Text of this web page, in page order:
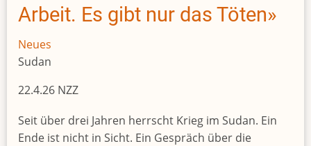
seiner
Afrika-
und
Tyrannen»
Arbeit. Es gibt nur das Töten»
Neues
Sudan
22.4.26 NZZ
Seit über drei Jahren herrscht Krieg im Sudan. Ein
Ende ist nicht in Sicht. Ein Gespräch über die